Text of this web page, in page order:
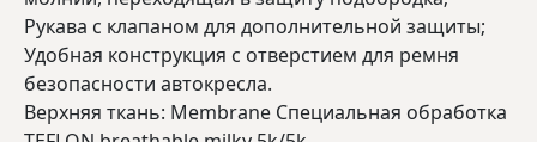
Рукава с клапаном для дополнительной защиты;
Удобная конструкция с отверстием для ремня
безопасности автокресла.
Верхняя ткань: Membrane Специальная обработка